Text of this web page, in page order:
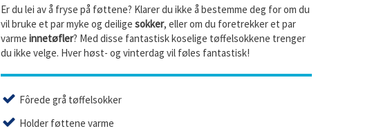
Er du lei av å fryse på føttene? Klarer du ikke å bestemme deg for om du
vil bruke et par myke og deilige sokker, eller om du foretrekker et par
varme innetøfler? Med disse fantastisk koselige tøffelsokkene trenger
du ikke velge. Hver høst- og vinterdag vil føles fantastisk!
Fôrede grå tøffelsokker
Holder føttene varme